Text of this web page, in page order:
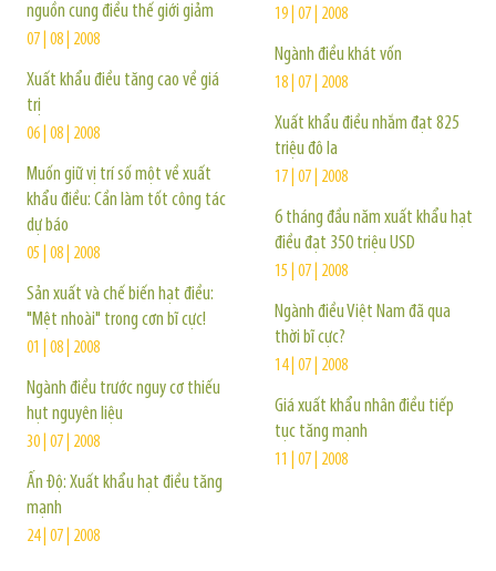
nguồn cung điều thế giới giảm
07 | 08 | 2008
Xuất khẩu điều tăng cao về giá
trị
06 | 08 | 2008
Muốn giữ vị trí số một về xuất
khẩu điều: Cần làm tốt công tác
dự báo
05 | 08 | 2008
Sản xuất và chế biến hạt điều:
"Mệt nhoài" trong cơn bĩ cực!
01 | 08 | 2008
Ngành điều trước nguy cơ thiếu
hụt nguyên liệu
30 | 07 | 2008
Ấn Độ: Xuất khẩu hạt điều tăng
mạnh
24 | 07 | 2008
19 | 07 | 2008
Ngành điều khát vốn
18 | 07 | 2008
Xuất khẩu điều nhắm đạt 825
triệu đô la
17 | 07 | 2008
6 tháng đầu năm xuất khẩu hạt
điều đạt 350 triệu USD
15 | 07 | 2008
Ngành điều Việt Nam đã qua
thời bĩ cực?
14 | 07 | 2008
Giá xuất khẩu nhân điều tiếp
tục tăng mạnh
11 | 07 | 2008